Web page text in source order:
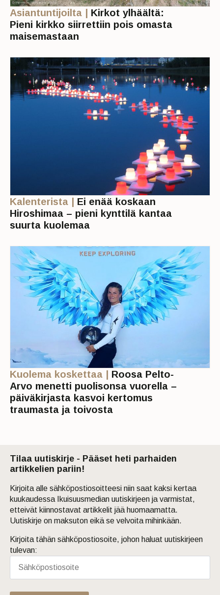
Asiantuntijoilta | Kirkot ylhäältä:
Pieni kirkko siirrettiin pois omasta
maisemastaan
Kalenterista | Ei enää koskaan
Hiroshimaa – pieni kynttilä kantaa
suurta kuolemaa
Kuolema koskettaa | Roosa Pelto-
Arvo menetti puolisonsa vuorella –
päiväkirjasta kasvoi kertomus
traumasta ja toivosta
Tilaa uutiskirje - Pääset heti parhaiden
artikkelien pariin!
Kirjoita alle sähköpostiosoitteesi niin saat kaksi kertaa
kuukaudessa Ikuisuusmedian uutiskirjeen ja varmistat,
etteivät kiinnostavat artikkelit jää huomaamatta.
Uutiskirje on maksuton eikä se velvoita mihinkään.
Kirjoita tähän sähköpostiosoite, johon haluat uutiskirjeen
tulevan: